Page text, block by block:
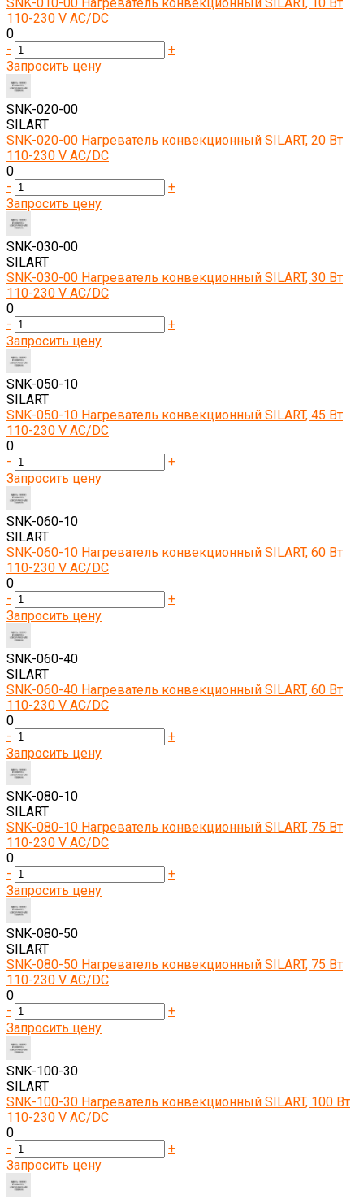
110-230 V AC/DC
0
-
+
Запросить цену
SNK-020-00
SILART
SNK-020-00 Нагреватель конвекционный SILART, 20 Вт
110-230 V AC/DC
0
-
+
Запросить цену
SNK-030-00
SILART
SNK-030-00 Нагреватель конвекционный SILART, 30 Вт
110-230 V AC/DC
0
-
+
Запросить цену
SNK-050-10
SILART
SNK-050-10 Нагреватель конвекционный SILART, 45 Вт
110-230 V AC/DC
0
-
+
Запросить цену
SNK-060-10
SILART
SNK-060-10 Нагреватель конвекционный SILART, 60 Вт
110-230 V AC/DC
0
-
+
Запросить цену
SNK-060-40
SILART
SNK-060-40 Нагреватель конвекционный SILART, 60 Вт
110-230 V AC/DC
0
-
+
Запросить цену
SNK-080-10
SILART
SNK-080-10 Нагреватель конвекционный SILART, 75 Вт
110-230 V AC/DC
0
-
+
Запросить цену
SNK-080-50
SILART
SNK-080-50 Нагреватель конвекционный SILART, 75 Вт
110-230 V AC/DC
0
-
+
Запросить цену
SNK-100-30
SILART
SNK-100-30 Нагреватель конвекционный SILART, 100 Вт
110-230 V AC/DC
0
-
+
Запросить цену